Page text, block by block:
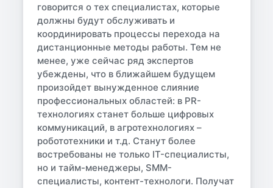
говорится о тех специалистах, которые
должны будут обслуживать и
координировать процессы перехода на
дистанционные методы работы. Тем не
менее, уже сейчас ряд экспертов
убеждены, что в ближайшем будущем
произойдет вынужденное слияние
профессиональных областей: в PR-
технологиях станет больше цифровых
коммуникаций, в агротехнологиях –
робототехники и т.д. Станут более
востребованы не только IT-специалисты,
но и тайм-менеджеры, SMM-
специалисты, контент-технологи. Получат